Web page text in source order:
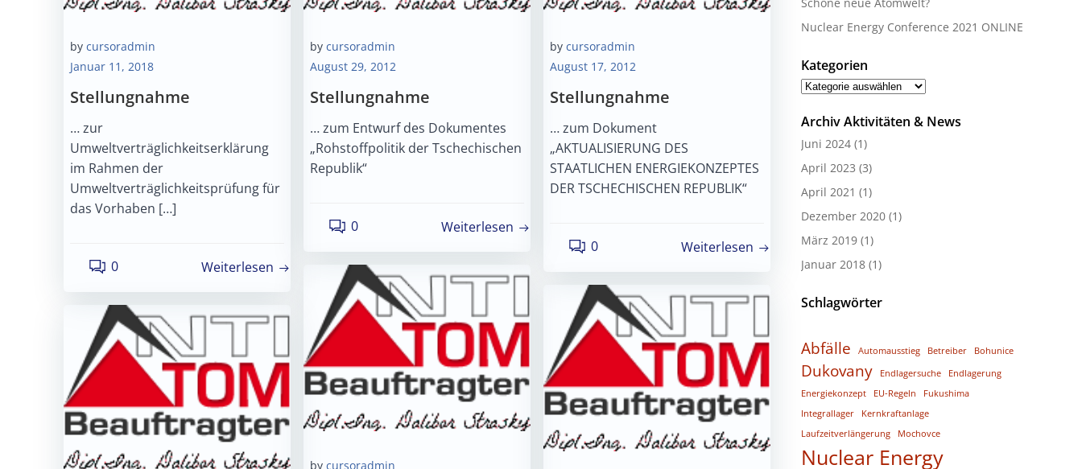
by cursoradmin
Januar 11, 2018
Stellungnahme
… zur
Umweltverträglichkeitserklärung
im Rahmen der
Umweltverträglichkeitsprüfung für
das Vorhaben […]
0 Weiterlesen
by cursoradmin
August 29, 2012
Stellungnahme
… zum Entwurf des Dokumentes
„Rohstoffpolitik der Tschechischen
Republik“
0 Weiterlesen
by cursoradmin
August 17, 2012
Stellungnahme
… zum Dokument
„AKTUALISIERUNG DES
STAATLICHEN ENERGIEKONZEPTES
DER TSCHECHISCHEN REPUBLIK“
0 Weiterlesen
by cursoradmin
Nuclear Energy Conference 2021 ONLINE
Kategorien
Kategorien
Archiv Aktivitäten & News
Juni 2024 (1)
April 2023 (3)
April 2021 (1)
Dezember 2020 (1)
März 2019 (1)
Januar 2018 (1)
Schlagwörter
Abfälle Automausstieg Betreiber Bohunice
Dukovany Endlagersuche
Endlagerung
Energiekonzept
EU-Regeln
Fukushima
Integrallager
Kernkraftanlage
Laufzeitverlängerung
Mochovce
Nuclear Energy